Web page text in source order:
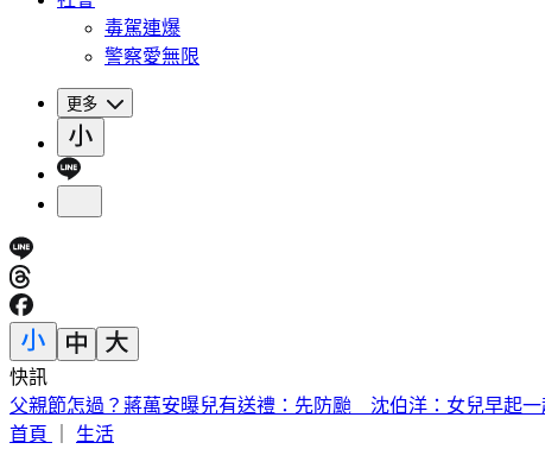
毒駕連爆
警察愛無限
更多
快訊
繼續凍漲！中油宣布下週「汽柴油價不調整」
首頁
生活